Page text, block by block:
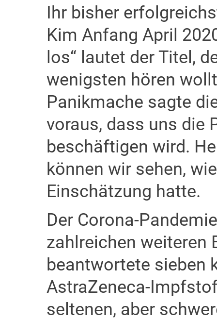
Ihr bisher
Kim Anfang April
los“ lautet der Titel,
wenigsten hören
Panikmache sagte
voraus, dass uns die
beschäftigen wird.
können wir sehen,
Einschätzung hatte.
Der Corona-
zahlreichen weiteren
beantwortete sieben
AstraZeneca-
seltenen, aber